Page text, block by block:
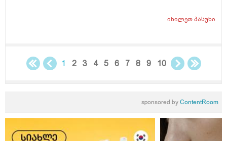
კვებაზე მყავს ბავშვი ხშირდ ვერ ვთავაზობ და იქნებ
იხილეთპასუხი
1 2 3 4 5 6 7 8 9 10
sponsored byContentRoom